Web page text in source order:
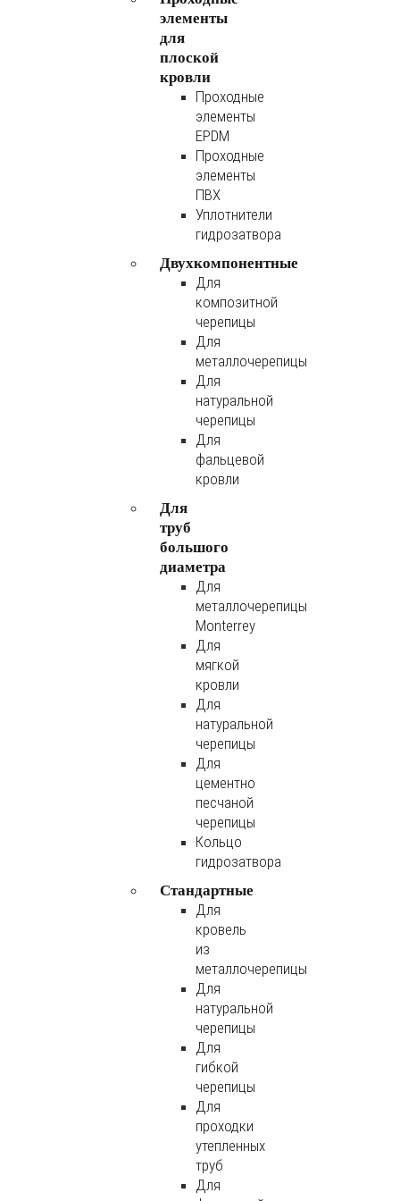
элементы
для
плоской
кровли
Проходные
элементы
EPDM
Проходные
элементы
ПВХ
Уплотнители
гидрозатвора
Двухкомпонентные
Для
композитной
черепицы
Для
металлочерепицы
Для
натуральной
черепицы
Для
фальцевой
кровли
Для
труб
большого
диаметра
Для
металлочерепицы
Monterrey
Для
мягкой
кровли
Для
натуральной
черепицы
Для
цементно
песчаной
черепицы
Кольцо
гидрозатвора
Стандартные
Для
кровель
из
металлочерепицы
Для
натуральной
черепицы
Для
гибкой
черепицы
Для
проходки
утепленных
труб
Для